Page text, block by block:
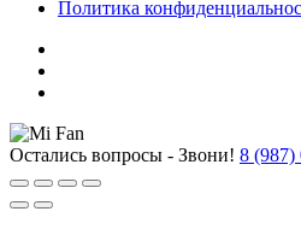
Политика
Остались вопросы - Звони! 8 (987)